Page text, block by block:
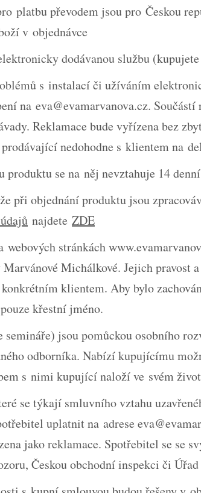
platbu převodem jsou pro Českou
v objednávce
dodávanou službu
s instalací či užíváním
na eva@evamarvanova.cz.
Reklamace bude vyřízena bez
nedohodne s klientem na
se na něj nevztahuje 14
při objednání produktu jsou
najdete ZDE
webových stránkách
Michálkové. Jejich pravost
klientem. Aby bylo
křestní jméno.
jsou pomůckou osobního
odborníka. Nabízí kupujícímu
s nimi kupující naloží ve svém
se týkají smluvního vztahu
uplatnit na adrese
jako reklamace. Spotřebitel se se
Českou obchodní inspekci či